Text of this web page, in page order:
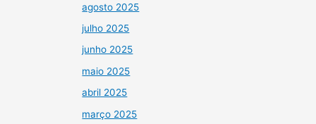
agosto 2025
julho 2025
junho 2025
maio 2025
abril 2025
março 2025